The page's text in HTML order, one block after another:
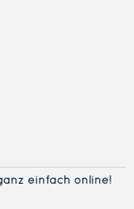
einfach online!